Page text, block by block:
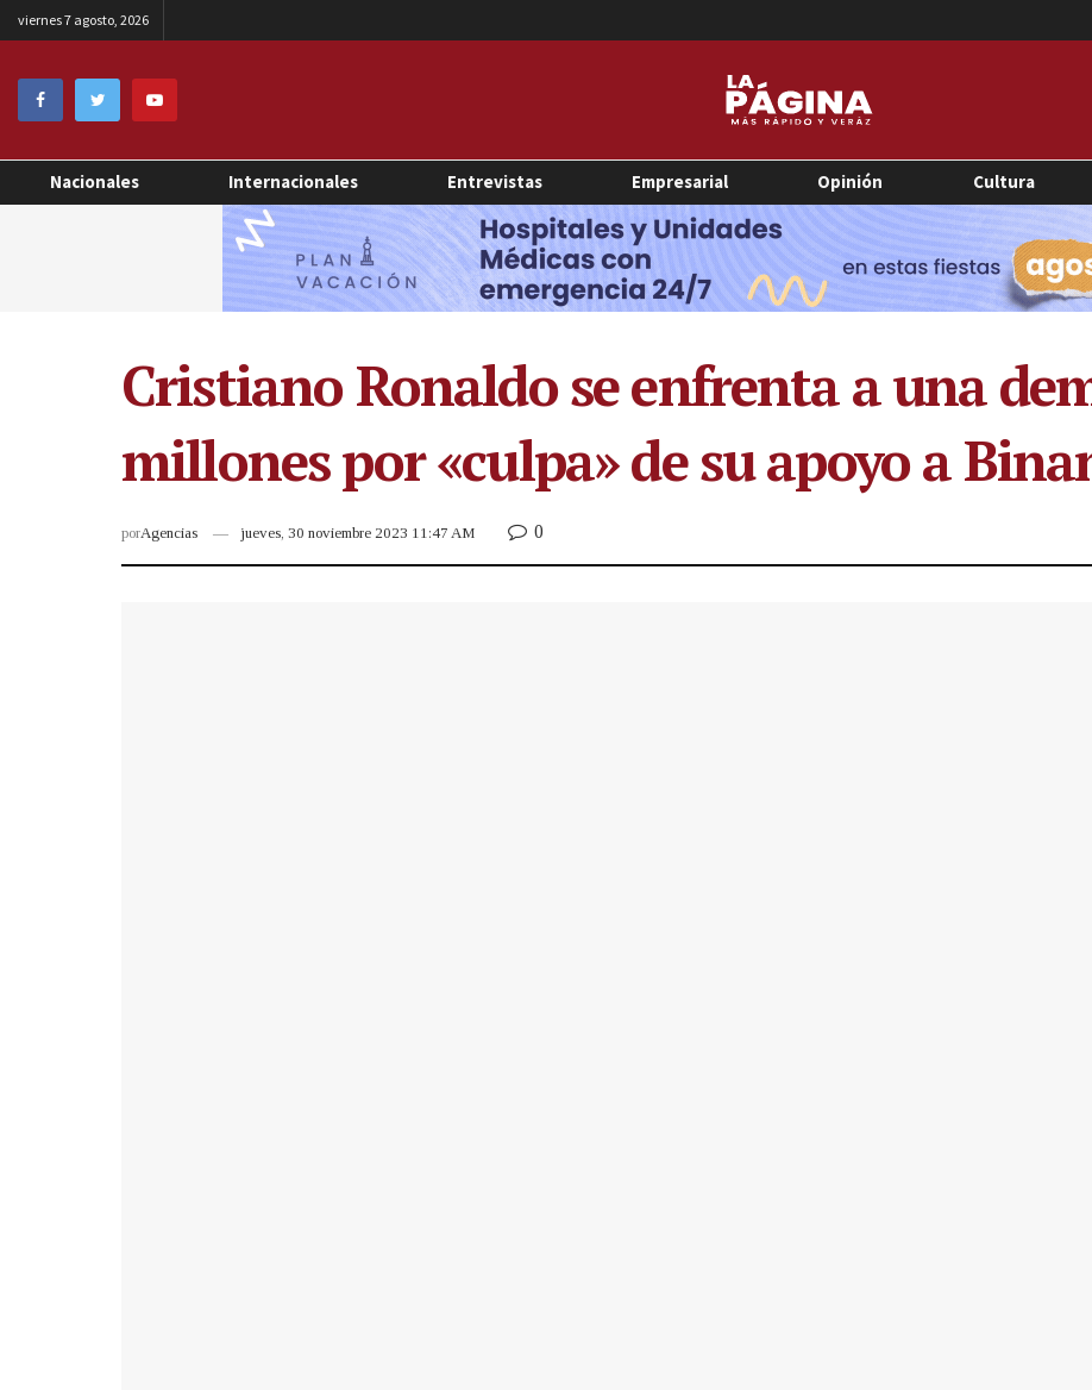
viernes 7 agosto, 2026
Nacionales Internacionales Entrevistas Empresarial Opinión Cultura
Cristiano Ronaldo se enfrenta a una
millones por «culpa» de su apoyo a
porAgencias jueves, 30 noviembre 2023 11:47 AM 0